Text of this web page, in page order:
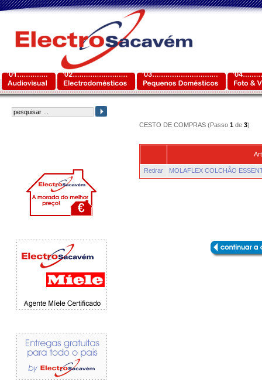
CESTO DE COMPRAS (Passo 1de 3)
Retirar MOLAFLEX COLCHÃO